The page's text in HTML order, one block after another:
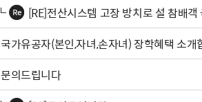
[RE]전산시스템 고장 방치로 설 참배
국가유공자(본인,자녀,손자녀) 장학혜택 소개
문의드립니다